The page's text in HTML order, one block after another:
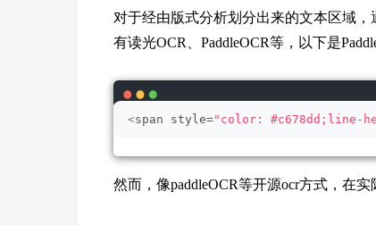
对于经由版式分析划分出来的文本区域
有读光OCR、PaddleOCR等，以下是
<span style="color: #c678dd;line-
然而，像paddleOCR等开源ocr方式，在